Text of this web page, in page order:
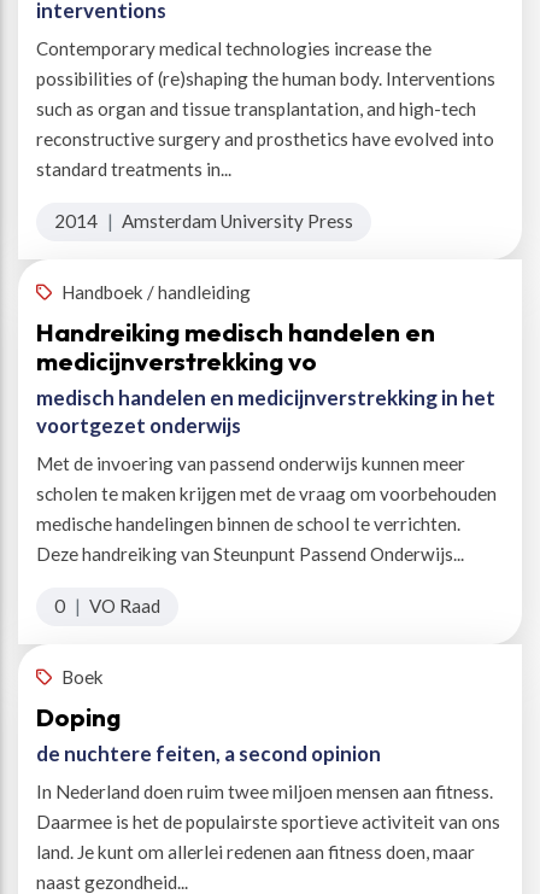
interventions
Contemporary medical technologies increase the
possibilities of (re)shaping the human body. Interventions
such as organ and tissue transplantation, and high-tech
reconstructive surgery and prosthetics have evolved into
standard treatments in...
2014 | Amsterdam University Press
Handboek / handleiding
Handreiking medisch handelen en
medicijnverstrekking vo
medisch handelen en medicijnverstrekking in het
voortgezet onderwijs
Met de invoering van passend onderwijs kunnen meer
scholen te maken krijgen met de vraag om voorbehouden
medische handelingen binnen de school te verrichten.
Deze handreiking van Steunpunt Passend Onderwijs...
0 | VO Raad
Boek
Doping
de nuchtere feiten, a second opinion
In Nederland doen ruim twee miljoen mensen aan fitness.
Daarmee is het de populairste sportieve activiteit van ons
land. Je kunt om allerlei redenen aan fitness doen, maar
naast gezondheid...